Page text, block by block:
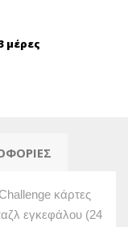
μέρες
κάρτες
εγκεφάλου (24